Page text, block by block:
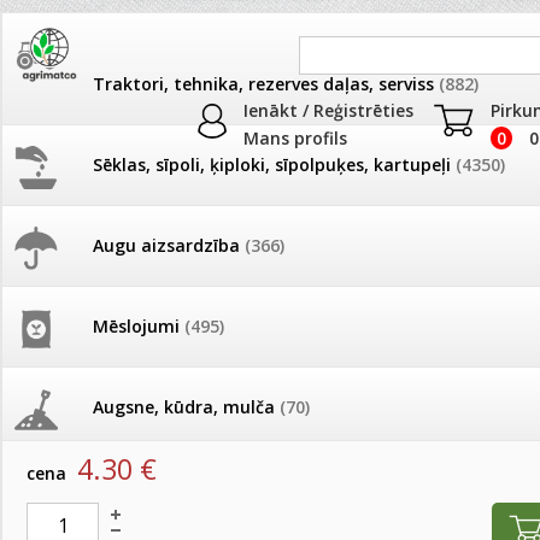
Ienākt / Reģistrēties
Mans profils
0
Traktori, tehnika, rezerves daļas, serviss (882)
Sēklas, sīpoli, ķiploki, sīpolpuķes, kartupeļi (4350)
Augu aizsardzība (366)
Mēslojumi (495)
Augsne, kūdra, mulča (70)
Podi un kasetes
JAUNUMI
Pašlasīšanas vietu katalogs
26.05. Vebinārs - Kā ierobežot
gliemežus piemājas dārzā un
Ūdens piemērotības noteikšana
AKCIJAS
frēze + mulčieris +
AKCIJAS komplekts -
Pret putnu tīkli
Produkti »Pārklāji, plēves
Putnu atbaidītājs GR0213 3gb
artikuls: 1320 EAN:5904842002138
cena 4.30 €